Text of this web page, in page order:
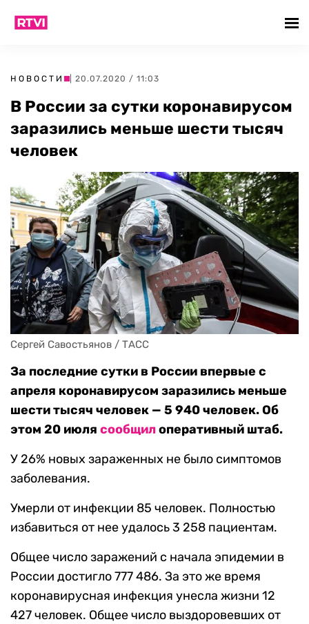
НОВОСТИ | 20.07.2020 / 11:03
В России за сутки коронавирусом
заразились меньше шести тысяч
человек
Сергей Савостьянов / ТАСС
За последние сутки в России впервые с
апреля коронавирусом заразились меньше
шести тысяч человек — 5 940 человек. Об
этом 20 июля сообщилоперативный штаб.
У 26% новых зараженных не было симптомов
заболевания.
Умерли от инфекции 85 человек. Полностью
избавиться от нее удалось 3 258 пациентам.
Общее число заражений с начала эпидемии в
России достигло 777 486. За это же время
коронавирусная инфекция унесла жизни 12
427 человек. Общее число выздоровевших от